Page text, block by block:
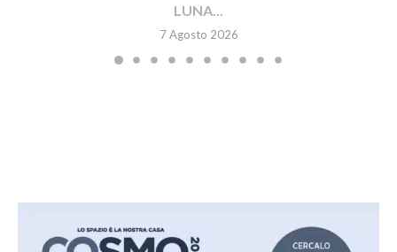
LUNA...
7 Agosto 2026